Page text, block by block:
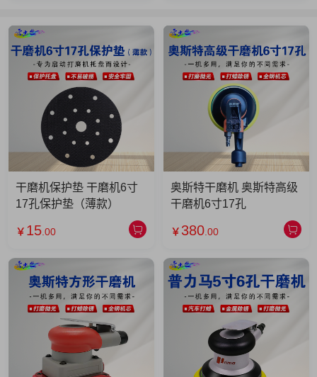
干磨机保护垫 干磨机6寸
17孔保护垫（薄款）
￥ 15 .00
奥斯特干磨机 奥斯特高级
干磨机6寸17孔
￥ 380 .00